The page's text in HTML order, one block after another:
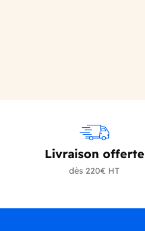
Livraison offerte
dès 220€ HT